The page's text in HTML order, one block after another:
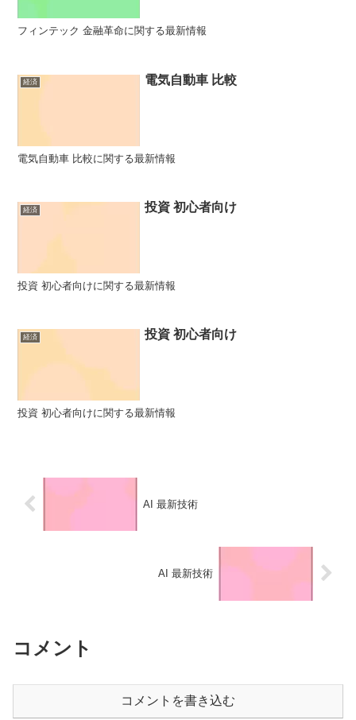
フィンテック 金融革命に関する最新情報
経済 電気自動車 比較
電気自動車 比較に関する最新情報
経済 投資 初心者向け
投資 初心者向けに関する最新情報
経済 投資 初心者向け
投資 初心者向けに関する最新情報
AI 最新技術
AI 最新技術
コメント
コメントを書き込む